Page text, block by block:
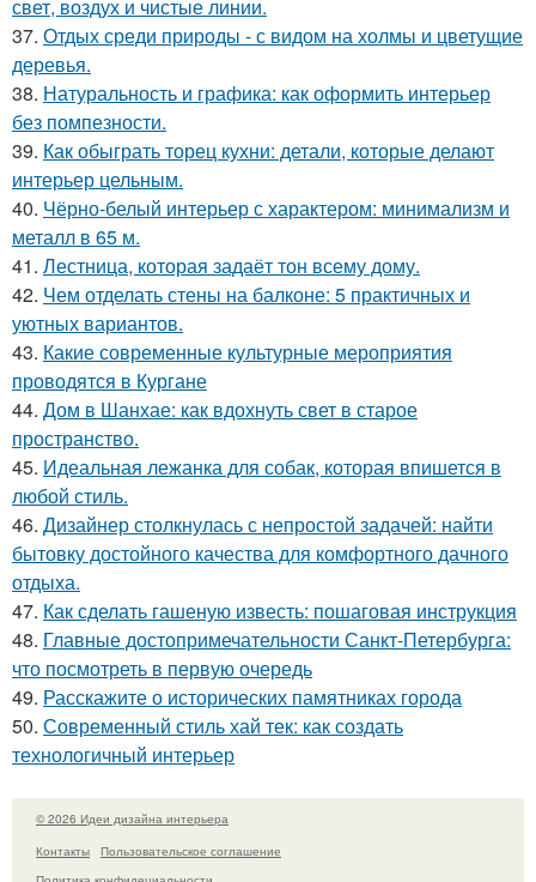
свет, воздух и чистые линии.
37. Отдых среди природы - с видом на холмы и цветущие
деревья.
38. Натуральность и графика: как оформить интерьер
без помпезности.
39. Как обыграть торец кухни: детали, которые делают
интерьер цельным.
40. Чёрно-белый интерьер с характером: минимализм и
металл в 65 м.
41. Лестница, которая задаёт тон всему дому.
42. Чем отделать стены на балконе: 5 практичных и
уютных вариантов.
43. Какие современные культурные мероприятия
проводятся в Кургане
44. Дом в Шанхае: как вдохнуть свет в старое
пространство.
45. Идеальная лежанка для собак, которая впишется в
любой стиль.
46. Дизайнер столкнулась с непростой задачей: найти
бытовку достойного качества для комфортного дачного
отдыха.
47. Как сделать гашеную известь: пошаговая инструкция
48. Главные достопримечательности Санкт-Петербурга:
что посмотреть в первую очередь
49. Расскажите о исторических памятниках города
50. Современный стиль хай тек: как создать
технологичный интерьер
© 2026 Идеи дизайна интерьера
Контакты
Пользовательское соглашение